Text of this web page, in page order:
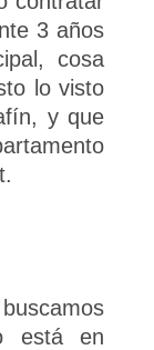
3 años
cosa
lo visto
y que
está en